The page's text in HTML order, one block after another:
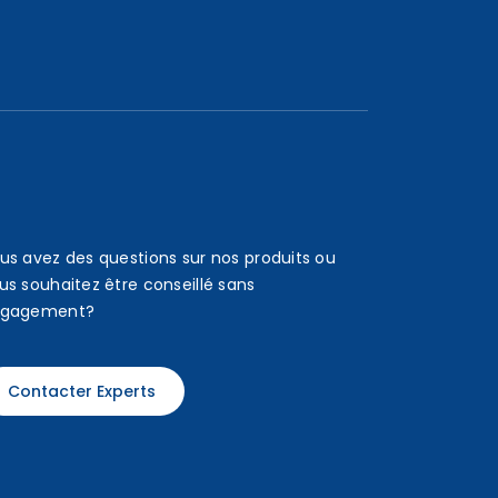
avez des questions sur nos produits ou
souhaitez être conseillé sans
Contacter Experts